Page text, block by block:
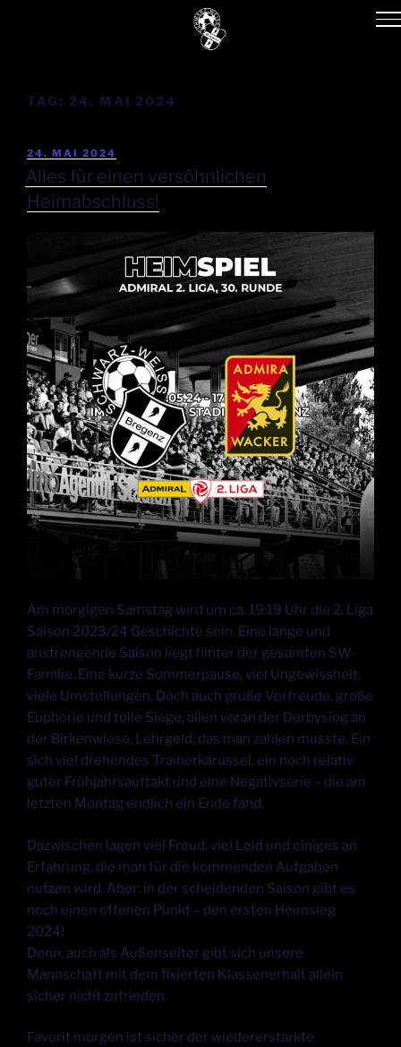
TAG: 24. MAI 2024
24. MAI 2024
Alles für einen versöhnlichen
Heimabschluss!
Am morgigen Samstag wird um ca. 19:19 Uhr die 2. Liga
Saison 2023/24 Geschichte sein. Eine lange und
anstrengende Saison liegt hinter der gesamten SW-
Familie. Eine kurze Sommerpause, viel Ungewissheit,
viele Umstellungen. Doch auch große Vorfreude, große
Euphorie und tolle Siege, allen voran der Derbysieg an
der Birkenwiese, Lehrgeld, das man zahlen musste. Ein
sich viel drehendes Trainerkarussel, ein noch relativ
guter Frühjahrsauftakt und eine Negativserie – die am
letzten Montag endlich ein Ende fand.
Dazwischen lagen viel Freud, viel Leid und einiges an
Erfahrung, die man für die kommenden Aufgaben
nutzen wird. Aber: in der scheidenden Saison gibt es
noch einen offenen Punkt – den ersten Heimsieg
2024!
Denn, auch als Außenseiter gibt sich unsere
Mannschaft mit dem fixierten Klassenerhalt allein
sicher nicht zufrieden.
Favorit morgen ist sicher der wiedererstarkte